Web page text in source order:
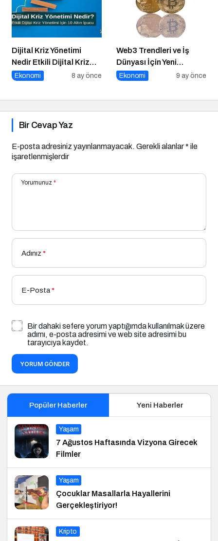
Dijital Kriz Yönetimi
Nedir Etkili Dijital Kriz
Yönetimi için 10 Altın
Ekonomi 8 ay önce
Web3 Trendleri ve İş
Dünyası İçin Yeni
Fırsatlar
Ekonomi 9 ay önce
Bir Cevap Yaz
E-posta adresiniz yayınlanmayacak. Gerekli alanlar* ile
işaretlenmişlerdir
Yorumunuz *
Adınız *
E-Posta*
Bir dahaki sefere yorum yaptığımda kullanılmak üzere
adımı, e-posta adresimi ve web site adresimi bu
tarayıcıya kaydet.
YORUM GÖNDER
Popüler Haberler Yeni Haberler
Yaşam
7 Ağustos Haftasında Vizyona Girecek
Filmler
Yaşam
Çocuklar Masallarla Hayallerini
Gerçekleştiriyor!
Kripto